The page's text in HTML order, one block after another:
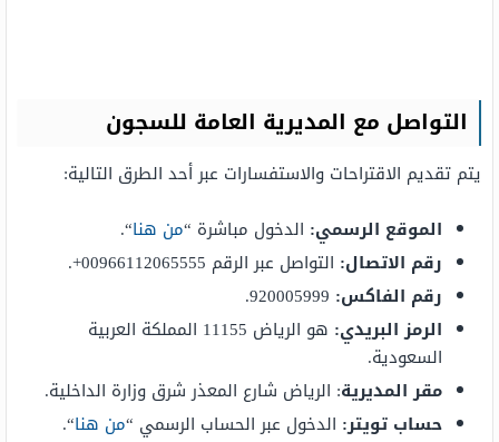
التواصل مع المديرية العامة للسجون
يتم تقديم الاقتراحات والاستفسارات عبر أحد الطرق التالية:
الموقع الرسمي: الدخول مباشرة “من هنا“.
رقم الاتصال: التواصل عبر الرقم 00966112065555+.
رقم الفاكس:
الرمز البريدي:
هو الرياض 11155 المملكة العربية
السعودية.
مقر المديرية: الرياض شارع المعذر شرق وزارة الداخلية.
حساب تويتر: الدخول عبر الحساب الرسمي “من هنا“.